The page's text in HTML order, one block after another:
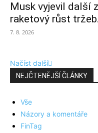
Musk vyjevil další
raketový růst
7. 8. 2026
Načíst další
NEJČTENĚJŠÍ ČLÁNKY
Vše
Názory a komentáře
FinTag